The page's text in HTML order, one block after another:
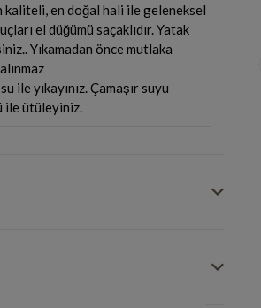
en doğal hali ile geleneksel
el düğümü saçaklıdır. Yatak
Yıkamadan önce mutlaka
ile yıkayınız. Çamaşır suyu
ile ütüleyiniz.